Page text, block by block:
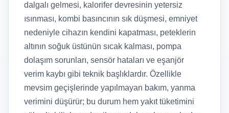
dalgalı gelmesi, kalorifer devresinin yetersiz
ısınması, kombi basıncının sık düşmesi, emniyet
nedeniyle cihazın kendini kapatması, peteklerin
altının soğuk üstünün sıcak kalması, pompa
dolaşım sorunları, sensör hataları ve eşanjör
verim kaybı gibi teknik başlıklardır. Özellikle
mevsim geçişlerinde yapılmayan bakım, yanma
verimini düşürür; bu durum hem yakıt tüketimini